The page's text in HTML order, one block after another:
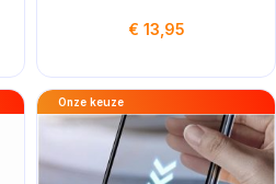
€ 13,95
Onze keuze